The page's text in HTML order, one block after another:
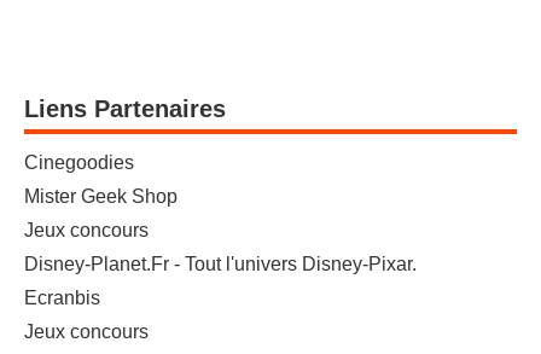
Liens Partenaires
Cinegoodies
Mister Geek Shop
Jeux concours
Disney-Planet.Fr - Tout l'univers Disney-Pixar.
Ecranbis
Jeux concours